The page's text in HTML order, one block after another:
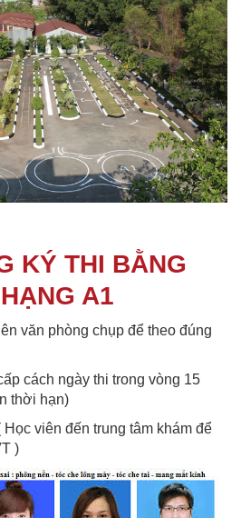
KÝ THI BẰNG
A1
văn phòng chụp để theo đúng
cách ngày thi trong vòng 15
thời hạn)
viên đến trung tâm khám để
)